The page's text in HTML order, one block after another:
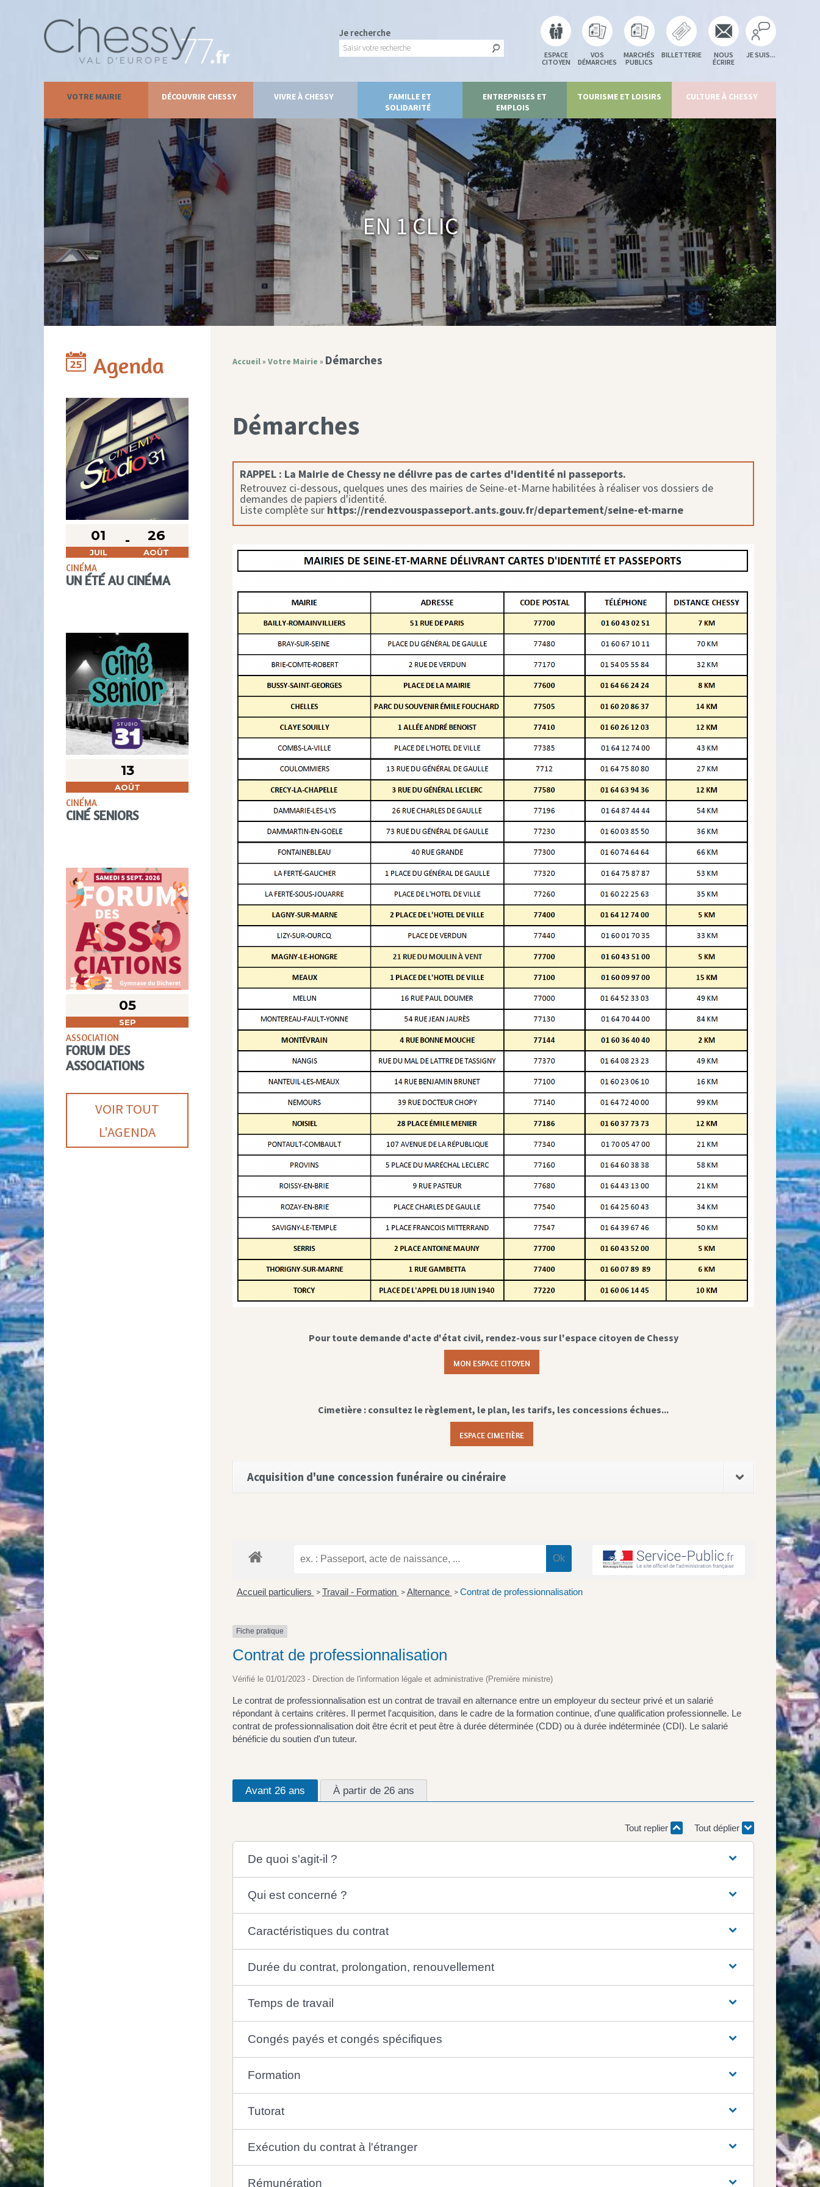
Je recherche
ESPACE
CITOYEN
VOS
DÉMARCHES
MARCHÉS
PUBLICS
BILLETTERIE
NOUS
ÉCRIRE
JE SUIS...
VOTRE MAIRIE DÉCOUVRIR CHESSY VIVRE À CHESSY
FAMILLE ET
SOLIDARITÉ
ENTREPRISES ET
EMPLOIS
TOURISME ET LOISIRS CULTURE À CHESSY
En 1 clic
Agenda
01
JUIL
26
AOÛT
CINÉMA
UN ÉTÉ AU CINÉMA
13
AOÛT
CINÉMA
CINÉ SENIORS
05
SEP
ASSOCIATION
FORUM DES
ASSOCIATIONS
VOIR TOUT
L'AGENDA
Accueil» Votre Mairie » Démarches
Démarches
RAPPEL : La Mairie de Chessy ne délivre pas de cartes d'identité ni passeports.
Retrouvez ci-dessous, quelques unes des mairies de Seine-et-Marne habilitées à réaliser vos dossiers de
demandes de papiers d'identité.
Liste complète sur https://rendezvouspasseport.ants.gouv.fr/departement/seine-et-marne
Pour toute demande d'acte d'état civil, rendez-vous sur l'espace citoyen de Chessy
MON ESPACE CITOYEN
Cimetière : consultez le règlement, le plan, les tarifs, les concessions échues...
ESPACE CIMETIÈRE
Acquisition d'une concession funéraire ou cinéraire
Accueil particuliers > Travail - Formation > Alternance > Contrat de professionnalisation
Fiche pratique
Contrat de professionnalisation
Vérifié le 01/01/2023 - Direction de l'information légale et administrative (Première ministre)
Le contrat de professionnalisation est un contrat de travail en alternance entre un employeur du secteur privé et un salarié
répondant à certains critères. Il permet l'acquisition, dans le cadre de la formation continue, d'une qualification professionnelle. Le
contrat de professionnalisation doit être écrit et peut être à durée déterminée (CDD) ou à durée indéterminée (CDI). Le salarié
bénéficie du soutien d'un tuteur.
Avant 26 ans À partir de 26 ans
Tout replier Tout déplier
De quoi s'agit-il ?
Qui est concerné ?
Caractéristiques du contrat
Durée du contrat, prolongation, renouvellement
Temps de travail
Congés payés et congés spécifiques
Formation
Tutorat
Exécution du contrat à l'étranger
Rémunération